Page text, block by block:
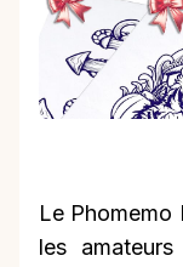
Le
les